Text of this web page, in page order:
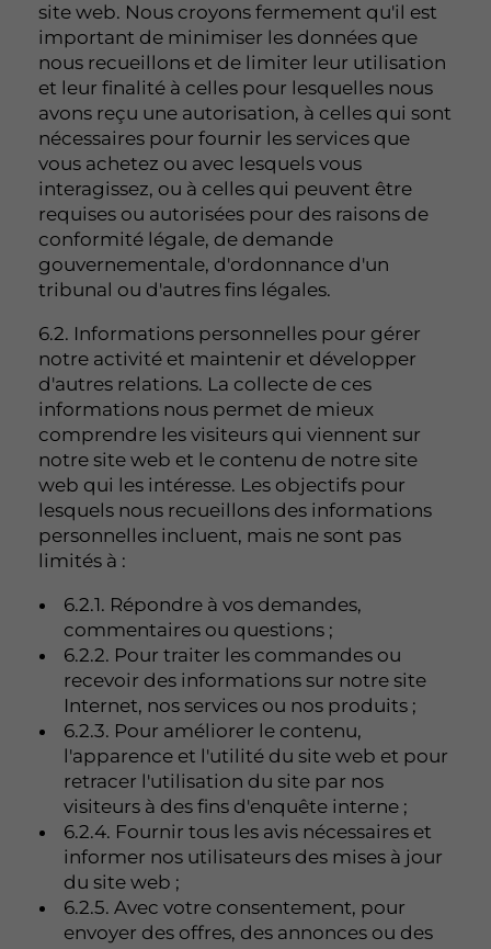
site web. Nous croyons fermement qu'il est
important de minimiser les données que
nous recueillons et de limiter leur utilisation
et leur finalité à celles pour lesquelles nous
avons reçu une autorisation, à celles qui sont
nécessaires pour fournir les services que
vous achetez ou avec lesquels vous
interagissez, ou à celles qui peuvent être
requises ou autorisées pour des raisons de
conformité légale, de demande
gouvernementale, d'ordonnance d'un
tribunal ou d'autres fins légales.
6.2. Informations personnelles pour gérer
notre activité et maintenir et développer
d'autres relations. La collecte de ces
informations nous permet de mieux
comprendre les visiteurs qui viennent sur
notre site web et le contenu de notre site
web qui les intéresse. Les objectifs pour
lesquels nous recueillons des informations
personnelles incluent, mais ne sont pas
limités à :
6.2.1. Répondre à vos demandes,
commentaires ou questions ;
6.2.2. Pour traiter les commandes ou
recevoir des informations sur notre site
Internet, nos services ou nos produits ;
6.2.3. Pour améliorer le contenu,
l'apparence et l'utilité du site web et pour
retracer l'utilisation du site par nos
visiteurs à des fins d'enquête interne ;
6.2.4. Fournir tous les avis nécessaires et
informer nos utilisateurs des mises à jour
du site web ;
6.2.5. Avec votre consentement, pour
envoyer des offres, des annonces ou des